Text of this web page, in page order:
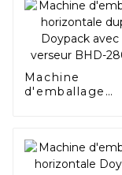
Machine
d'emballage
280DSC